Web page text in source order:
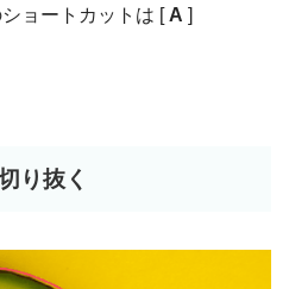
ョートカットは [ A ]
り抜く